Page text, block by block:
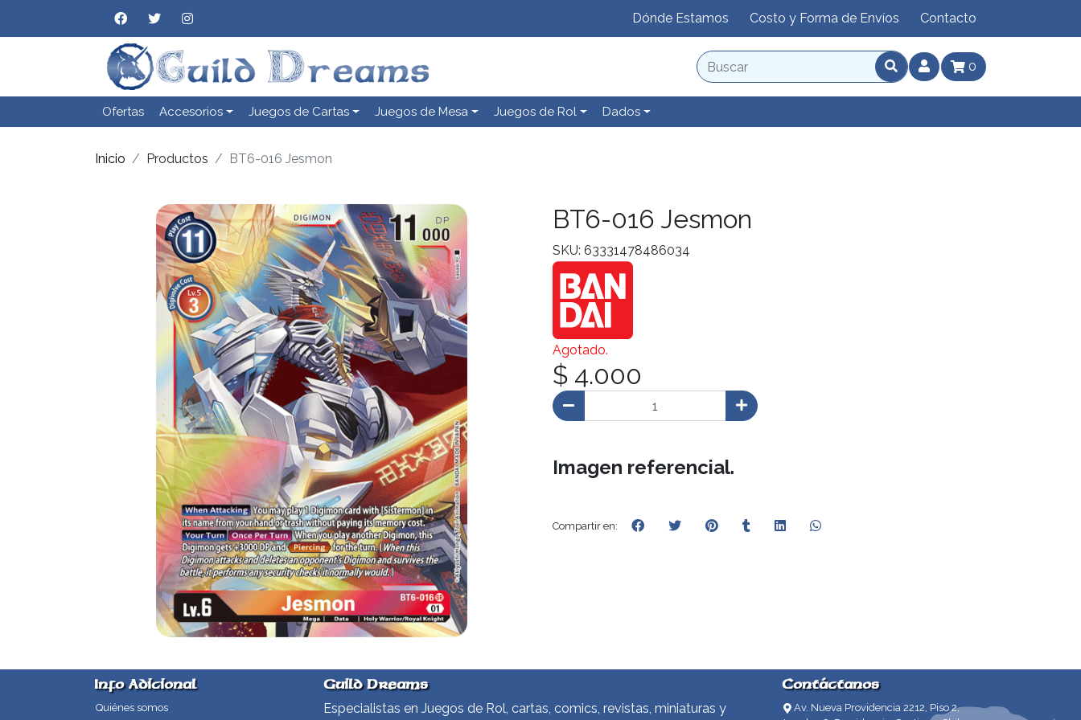
Dónde Estamos Costo y Forma de Envíos Contacto
0
Ofertas Accesorios Juegos de Cartas Juegos de Mesa Juegos de Rol Dados
Inicio Productos BT6-016 Jesmon
BT6-016 Jesmon
SKU: 63331478486034
Agotado.
$ 4.000
Imagen referencial.
Compartir en:
Info Adicional
Quiénes somos
Guild Dreams
Especialistas en Juegos de Rol, cartas, comics, revistas, miniaturas y
Contáctanos
Av. Nueva Providencia 2212, Piso 2,